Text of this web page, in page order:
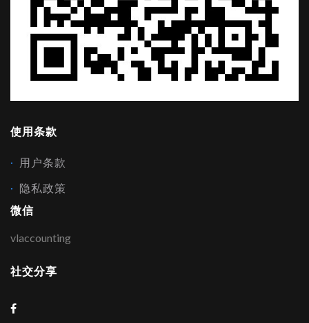
使用条款
用户条款
隐私政策
微信
vlaccounting
社交分享